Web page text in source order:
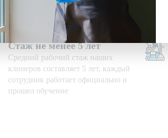
средствами и необходимым
оборудованием
Стаж не менее 5 лет
Средний рабочий стаж наших
клинеров составляет 5 лет, каждый
сотрудник работает официально и
прошел обучение